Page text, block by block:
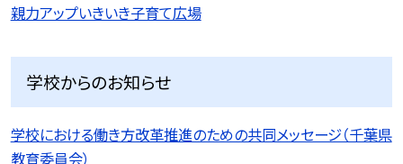
親力アップいきいき子育て広場
学校からのお知らせ
学校における働き方改革推進のための共同メッセージ（千葉県
教育委員会）